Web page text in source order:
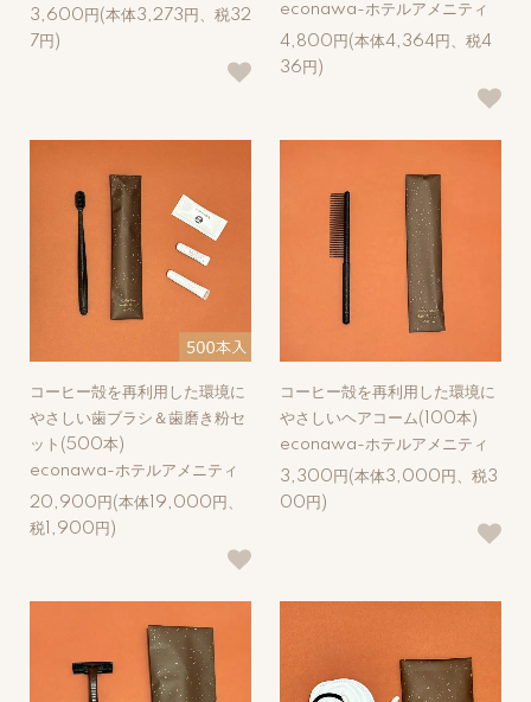
3,600円(本体3,273円、税32
7円)
econawa-ホテルアメニティ
4,800円(本体4,364円、税4
36円)
コーヒー殻を再利用した環境に
やさしい歯ブラシ＆歯磨き粉セ
ット(500本)
econawa-ホテルアメニティ
20,900円(本体19,000円、
税1,900円)
コーヒー殻を再利用した環境に
やさしいヘアコーム(100本)
econawa-ホテルアメニティ
3,300円(本体3,000円、税3
00円)